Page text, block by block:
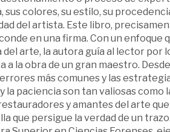
sus colores, su estilo, su
del artista. Este libro,
en una firma. Con un enfoque
arte, la autora guía al lector por
la obra de un gran maestro.
más comunes y las
la paciencia son tan valiosas
y amantes del arte
que persigue la verdad de un